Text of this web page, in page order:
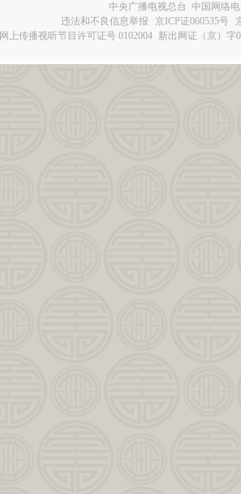
中央广播电视总台 中国网络
违法和不良信息举报
京ICP证060535号
网上传播视听节目许可证号 0102004 新出网证（京）